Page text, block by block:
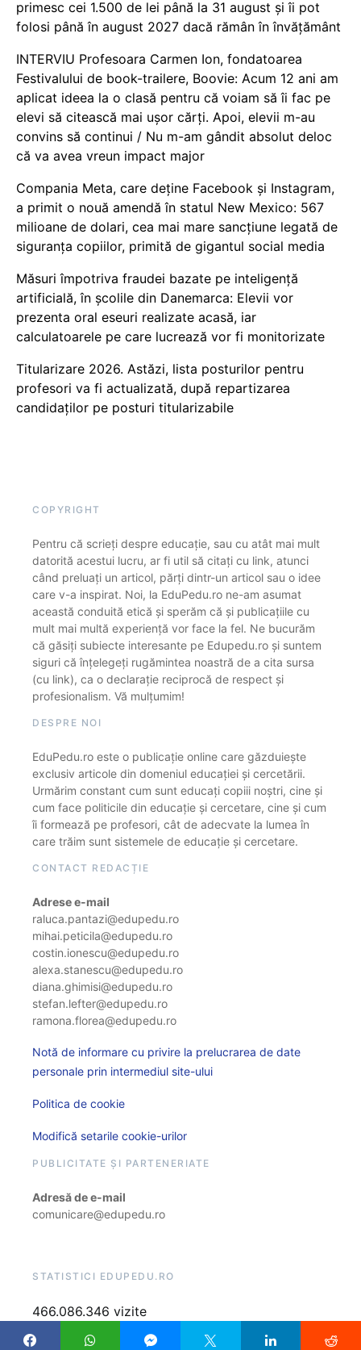
primesc cei 1.500 de lei până la 31 august și îi pot
folosi până în august 2027 dacă rămân în învățământ
INTERVIU Profesoara Carmen Ion, fondatoarea
Festivalului de book-trailere, Boovie: Acum 12 ani am
aplicat ideea la o clasă pentru că voiam să îi fac pe
elevi să citească mai ușor cărți. Apoi, elevii m-au
convins să continui / Nu m-am gândit absolut deloc
că va avea vreun impact major
Compania Meta, care deține Facebook și Instagram,
a primit o nouă amendă în statul New Mexico: 567
milioane de dolari, cea mai mare sancțiune legată de
siguranța copiilor, primită de gigantul social media
Măsuri împotriva fraudei bazate pe inteligență
artificială, în școlile din Danemarca: Elevii vor
prezenta oral eseuri realizate acasă, iar
calculatoarele pe care lucrează vor fi monitorizate
Titularizare 2026. Astăzi, lista posturilor pentru
profesori va fi actualizată, după repartizarea
candidaților pe posturi titularizabile
COPYRIGHT
Pentru că scrieți despre educație, sau cu atât mai mult
datorită acestui lucru, ar fi util să citați cu link, atunci
când preluați un articol, părți dintr-un articol sau o idee
care v-a inspirat. Noi, la EduPedu.ro ne-am asumat
această conduită etică și sperăm că și publicațiile cu
mult mai multă experiență vor face la fel. Ne bucurăm
că găsiți subiecte interesante pe Edupedu.ro și suntem
siguri că înțelegeți rugămintea noastră de a cita sursa
(cu link), ca o declarație reciprocă de respect și
profesionalism. Vă mulțumim!
DESPRE NOI
EduPedu.ro este o publicație online care găzduiește
exclusiv articole din domeniul educației și cercetării.
Urmărim constant cum sunt educați copiii noștri, cine și
cum face politicile din educație și cercetare, cine și cum
îi formează pe profesori, cât de adecvate la lumea în
care trăim sunt sistemele de educație și cercetare.
CONTACT REDACȚIE
Adrese e-mail
raluca.pantazi@edupedu.ro
mihai.peticila@edupedu.ro
costin.ionescu@edupedu.ro
alexa.stanescu@edupedu.ro
diana.ghimisi@edupedu.ro
stefan.lefter@edupedu.ro
ramona.florea@edupedu.ro
Notă de informare cu privire la prelucrarea de date
personale prin intermediul site-ului
Politica de cookie
Modifică setarile cookie-urilor
PUBLICITATE ȘI PARTENERIATE
Adresă de e-mail
comunicare@edupedu.ro
STATISTICI EDUPEDU.RO
466.086.346 vizite